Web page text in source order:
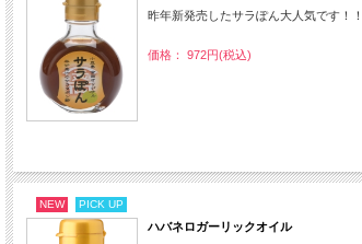
昨年新発売したサラぽん大人気です！
価格： 972円(税込)
NEW PICK UP
ハバネロガーリックオイル